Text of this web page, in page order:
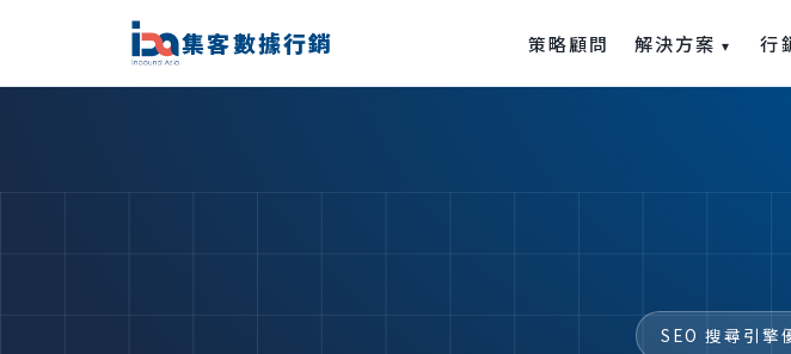
集客數據行銷 策略顧問 解決方案▾ 行
SEO 搜尋引